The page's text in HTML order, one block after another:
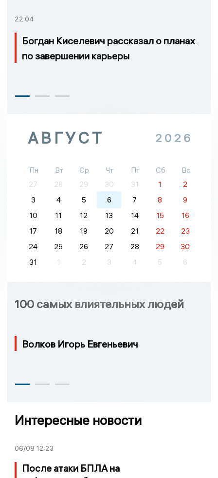
22:04
Богдан Киселевич рассказал о планах
по завершении карьеры
АВГУСТ 2026
Пн Вт Ср Чт Пт Сб
Вс
27
28 29 30 31 1
2
3
4 5 6 7 8
9
10
11 12 13 14 15
16
17
18 19 20 21 22
23
24
25 26 27 28 29
30
31
1 2 3 4 5 6
100 самых влиятельных людей
Волков Игорь Евгеньевич
Интересные новости
06/08 12:23
После атаки БПЛА на